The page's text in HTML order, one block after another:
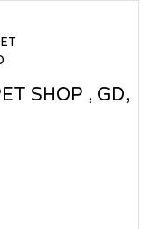
SHOP , GD,